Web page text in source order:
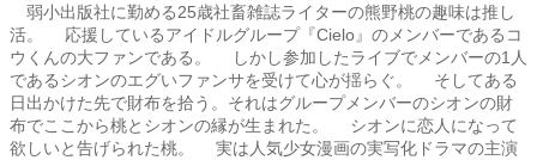
弱小出版社に勤める25歳社畜雑誌ライターの熊野桃の趣味は推し
活。 応援しているアイドルグループ『Cielo』のメンバーであるコ
ウくんの大ファンである。 しかし参加したライブでメンバーの1人
であるシオンのエグいファンサを受けて心が揺らぐ。 そしてある
日出かけた先で財布を拾う。それはグループメンバーのシオンの財
布でここから桃とシオンの縁が生まれた。 シオンに恋人になって
欲しいと告げられた桃。 実は人気少女漫画の実写化ドラマの主演